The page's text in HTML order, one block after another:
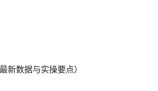
新数据与实操要点）